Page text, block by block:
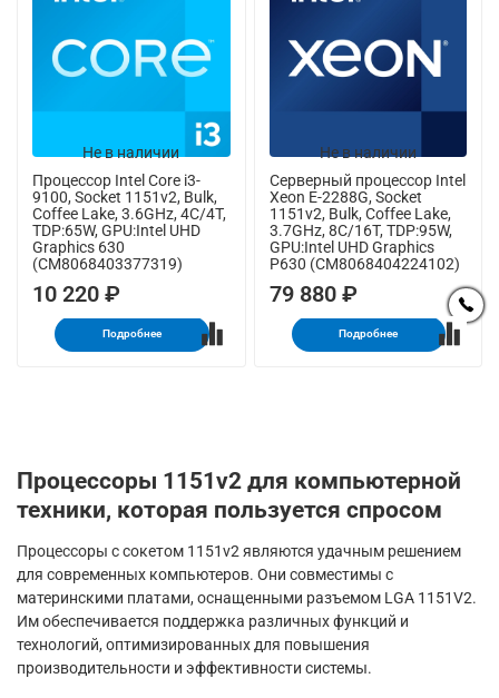
Не в наличии
Процессор Intel Core i3-
9100, Socket 1151v2, Bulk,
Coffee Lake, 3.6GHz, 4C/4T,
TDP:65W, GPU:Intel UHD
Graphics 630
(CM8068403377319)
10 220 ₽
Подробнее
Не в наличии
Серверный процессор Intel
Xeon E-2288G, Socket
1151v2, Bulk, Coffee Lake,
3.7GHz, 8C/16T, TDP:95W,
GPU:Intel UHD Graphics
P630 (CM8068404224102)
79 880 ₽
Подробнее
Процессоры 1151v2 для компьютерной
техники, которая пользуется спросом
Процессоры с сокетом 1151v2 являются удачным решением
для современных компьютеров. Они совместимы с
материнскими платами, оснащенными разъемом LGA 1151V2.
Им обеспечивается поддержка различных функций и
технологий, оптимизированных для повышения
производительности и эффективности системы.